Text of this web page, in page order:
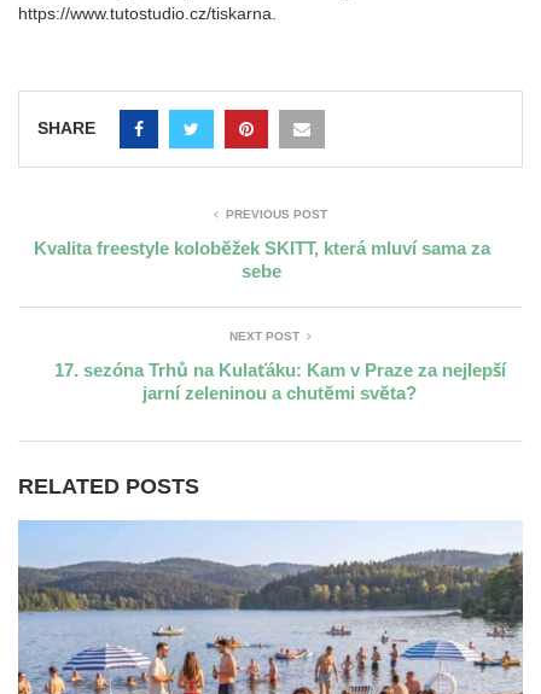
https://www.tutostudio.cz/tiskarna.
SHARE
PREVIOUS POST
Kvalita freestyle koloběžek SKITT, která mluví sama za
sebe
NEXT POST
17. sezóna Trhů na Kulaťáku: Kam v Praze za nejlepší
jarní zeleninou a chutěmi světa?
RELATED POSTS